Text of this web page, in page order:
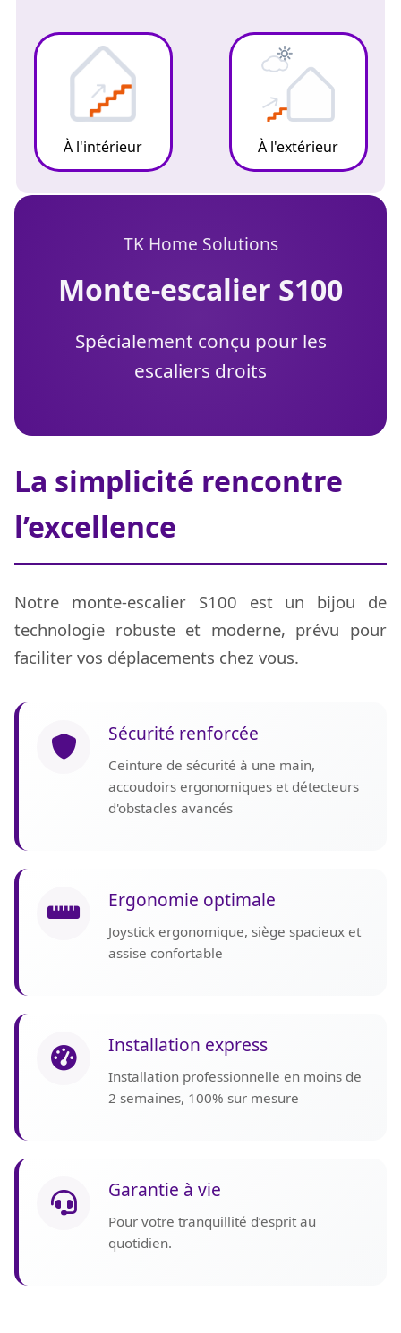
À l'intérieur À l'extérieur
TK Home Solutions
monte-escalier S100
Spécialement conçu pour les
escaliers droits
La simplicité rencontre
l’excellence
Notre monte-escalier S100 est un bijou de
technologie robuste et moderne, prévu pour
faciliter vos déplacements chez vous.
Sécurité renforcée
Ceinture de sécurité à une main,
accoudoirs ergonomiques et détecteurs
d'obstacles avancés
Ergonomie optimale
Joystick ergonomique, siège spacieux et
assise confortable
Installation express
Installation professionnelle en moins de
2 semaines, 100% sur mesure
Garantie à vie
Pour votre tranquillité d’esprit au
quotidien.